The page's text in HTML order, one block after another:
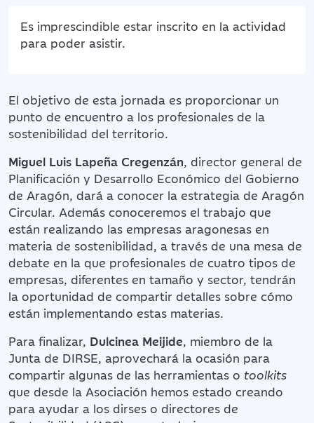
Es imprescindible estar inscrito en la actividad
para poder asistir.
El objetivo de esta jornada es proporcionar un
punto de encuentro a los profesionales de la
sostenibilidad del territorio.
Miguel Luis Lapeña Cregenzán, director general de
Planificación y Desarrollo Económico del Gobierno
de Aragón, dará a conocer la estrategia de Aragón
Circular. Además conoceremos el trabajo que
están realizando las empresas aragonesas en
materia de sostenibilidad, a través de una mesa de
debate en la que profesionales de cuatro tipos de
empresas, diferentes en tamaño y sector, tendrán
la oportunidad de compartir detalles sobre cómo
están implementando estas materias.
Para finalizar, Dulcinea Meijide, miembro de la
Junta de DIRSE, aprovechará la ocasión para
compartir algunas de las herramientas o toolkits
que desde la Asociación hemos estado creando
para ayudar a los dirses o directores de